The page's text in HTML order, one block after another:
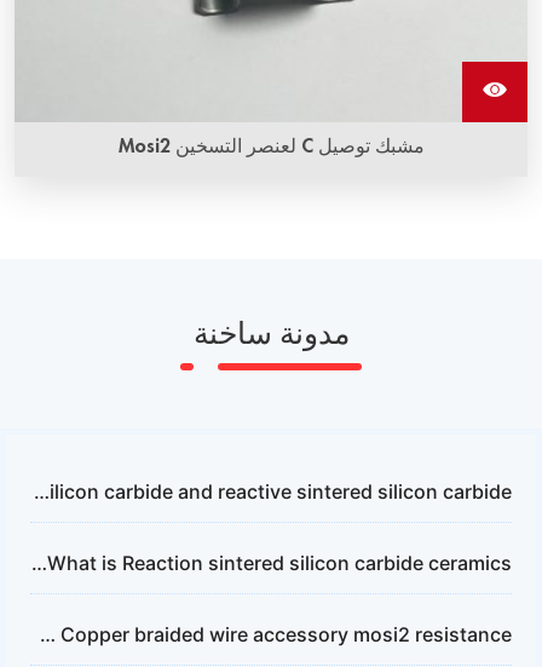
مشبك توصيل C لعنصر التسخين Mosi2
مدونة ساخنة
The application of non-pressure sintered silicon carbide and reactive sintered silicon carbide
What is Reaction sintered silicon carbide ceramics？
What is Copper braided wire accessory mosi2 resistance